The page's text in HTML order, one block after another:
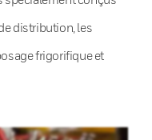
distribution, les
frigorifique et